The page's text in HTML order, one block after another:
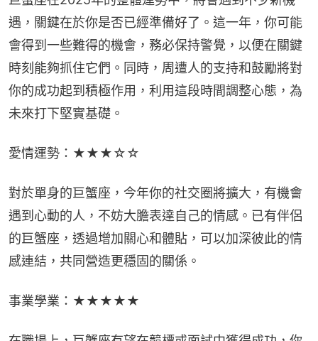
遇，關鍵在於你是否已經準備好了。這一年，你可能
會得到一些難得的機會，務必保持警覺，以便在關鍵
時刻能夠抓住它們。同時，周遭人的支持和鼓勵將對
你的成功起到積極作用，利用這段時間調整心態，為
未來打下堅實基礎。
愛情運勢：★★★☆☆
對於單身的巨蟹座，今年你的社交圈將擴大，有機會
遇到心動的人，不妨大膽表達自己的情感。已有伴侶
的巨蟹座，透過增加關心和體貼，可以加深彼此的情
感連結，共同營造更穩固的關係。
事業學業：★★★★★